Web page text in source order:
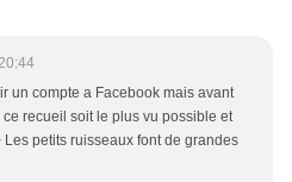
un compte a Facebook mais avant
recueil soit le plus vu possible et
Les petits ruisseaux font de grandes